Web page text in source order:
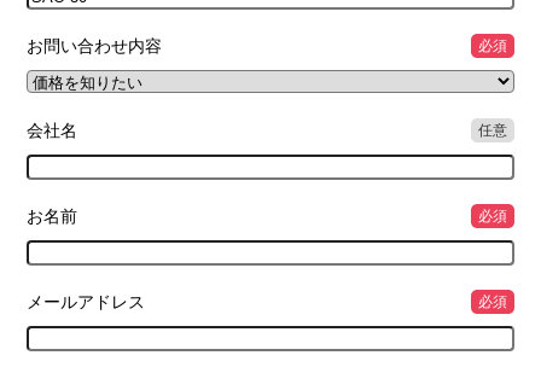
お問い合わせ内容 必須
会社名 任意
お名前 必須
メールアドレス 必須